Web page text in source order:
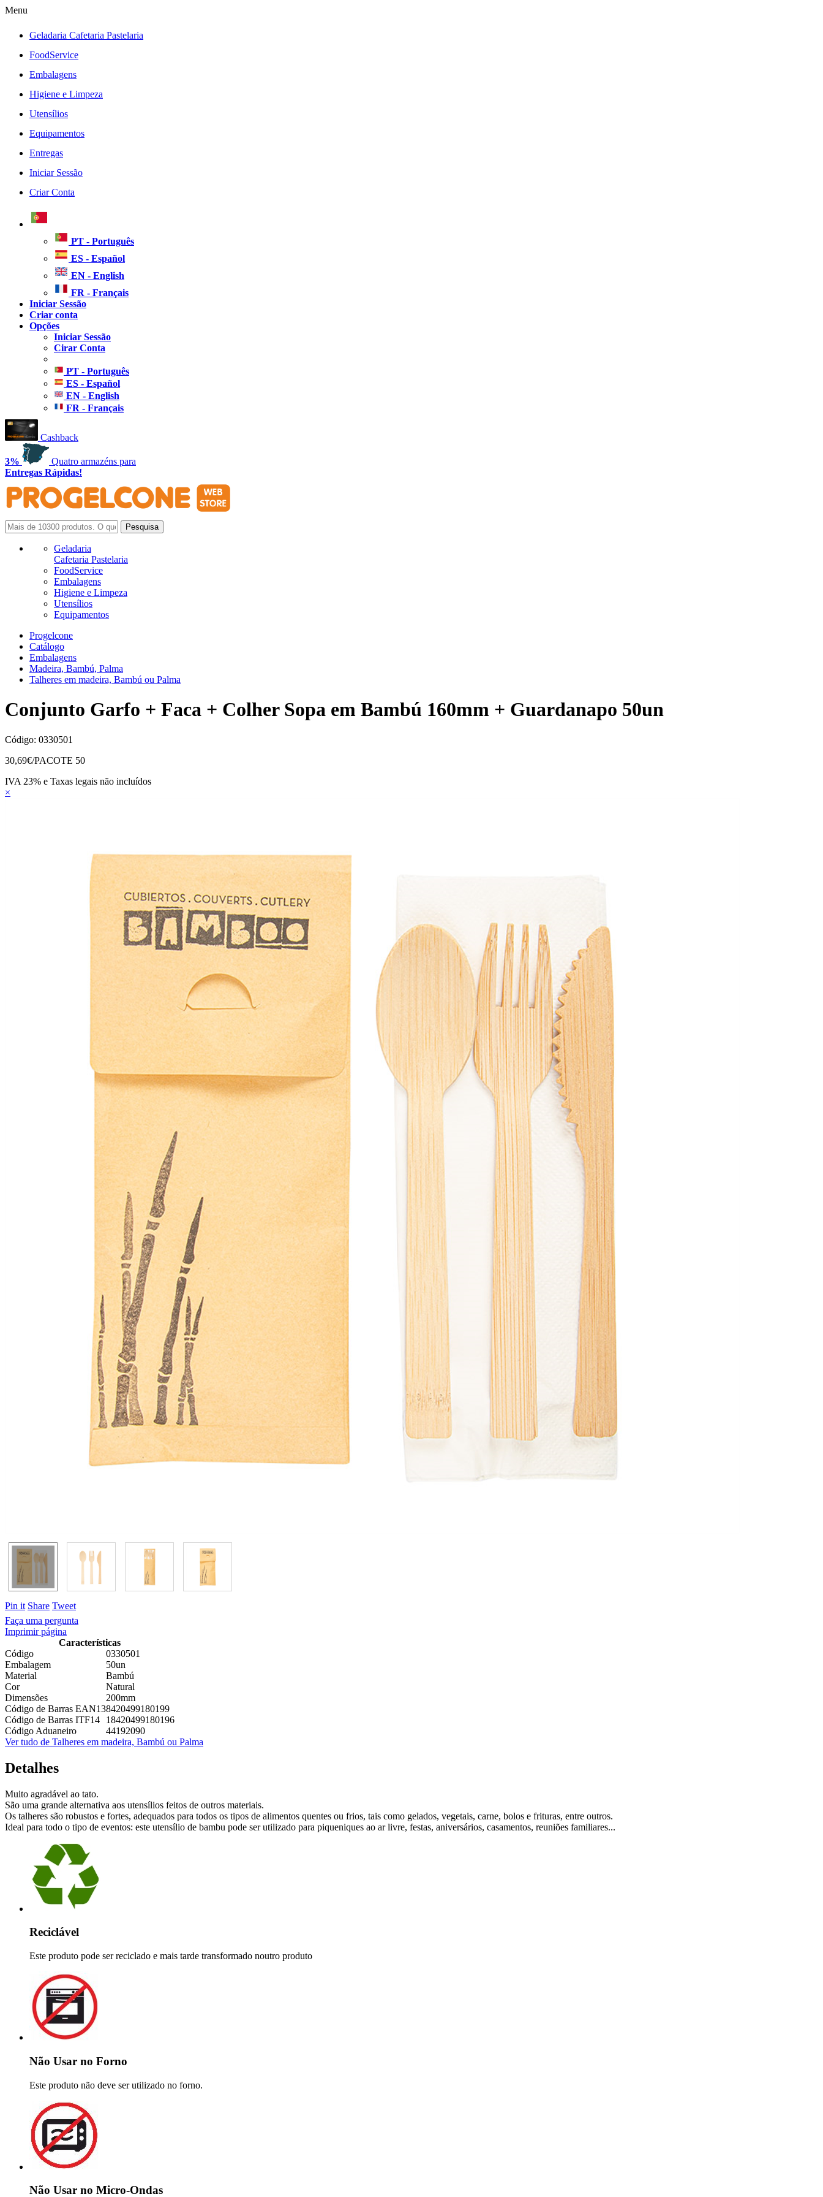
Menu
Geladaria Cafetaria Pastelaria
FoodService
Embalagens
Higiene e Limpeza
Utensílios
Equipamentos
Entregas
Iniciar Sessão
Criar Conta
PT - Português
ES - Español
EN - English
FR - Français
Iniciar Sessão
Criar conta
Opções
Iniciar Sessão
Cirar Conta
PT - Português
ES - Español
EN - English
FR - Français
Cashback
3%
Quatro armazéns para
Entregas Rápidas!
Geladaria
Cafetaria Pastelaria
FoodService
Embalagens
Higiene e Limpeza
Utensílios
Equipamentos
Progelcone
Catálogo
Embalagens
Madeira, Bambú, Palma
Talheres em madeira, Bambú ou Palma
Conjunto Garfo + Faca + Colher Sopa em Bambú 160mm + Guardanapo 50un
Código: 0330501
30,69€/PACOTE 50
IVA 23% e Taxas legais não incluídos
×
Pin it Share Tweet
Faça uma pergunta
Imprimir página
Características
Código
0330501
Embalagem
50un
Material
Bambú
Cor
Natural
Dimensões
200mm
Código de Barras EAN138420499180199
Código de Barras ITF14
18420499180196
Código Aduaneiro
44192090
Ver tudo de Talheres em madeira, Bambú ou Palma
Detalhes
Muito agradável ao tato.
São uma grande alternativa aos utensílios feitos de outros materiais.
Os talheres são robustos e fortes, adequados para todos os tipos de alimentos quentes ou frios, tais como gelados, vegetais, carne, bolos e frituras, entre outros.
Ideal para todo o tipo de eventos: este utensílio de bambu pode ser utilizado para piqueniques ao ar livre, festas, aniversários, casamentos, reuniões familiares...
Reciclável
Este produto pode ser reciclado e mais tarde transformado noutro produto
Não Usar no Forno
Este produto não deve ser utilizado no forno.
Não Usar no Micro-Ondas